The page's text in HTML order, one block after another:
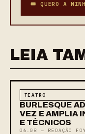
🎟 QUERO A
LEIA
TEATRO
BURLESQUE
VEZ E AMPLIA
E TÉCNICOS
06.08 — REDAÇÃO